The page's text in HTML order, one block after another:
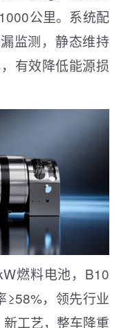
公里。系统配
监测，静态维持
有效降低能源损
燃料电池，B10
≥58%，领先行业
工艺，整车降重